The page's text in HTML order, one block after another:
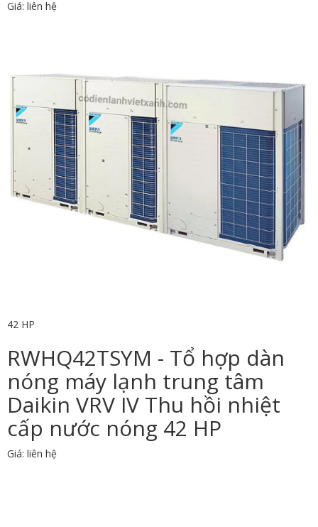
Giá: liên hệ
42 HP
RWHQ42TSYM - Tổ hợp dàn
nóng máy lạnh trung tâm
Daikin VRV IV Thu hồi nhiệt
cấp nước nóng 42 HP
Giá: liên hệ